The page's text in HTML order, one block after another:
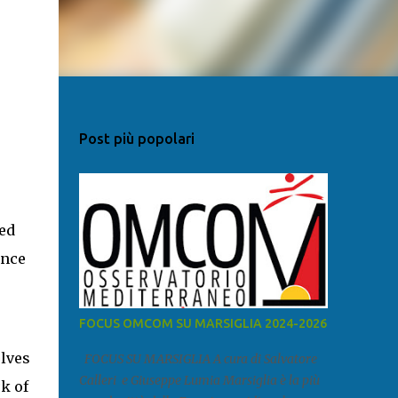
of
Post più popolari
FOCUS OMCOM SU MARSIGLIA 2024-2026
FOCUS SU MARSIGLIA A cura di Salvatore
Calleri e Giuseppe Lumia Marsiglia è la più